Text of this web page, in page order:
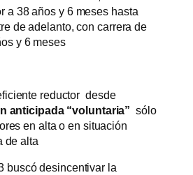
a 38 años y 6 meses hasta
de adelanto, con carrera de
y 6 meses
reductor desde
anticipada “voluntaria” sólo
en alta o en situación
de alta
buscó desincentivar la